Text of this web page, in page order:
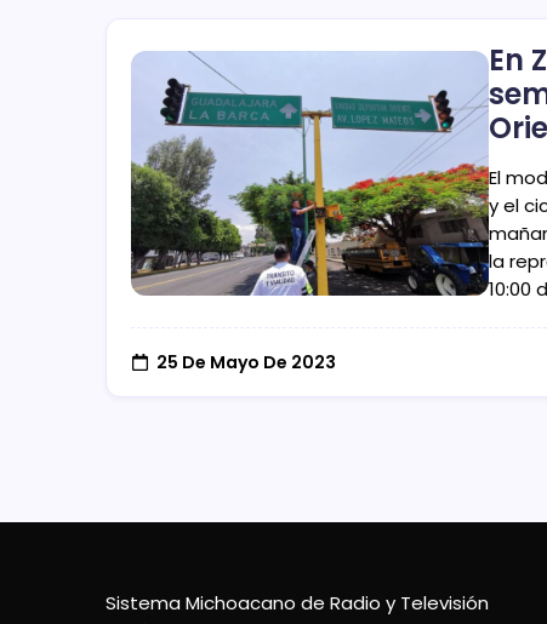
En
El
y el
la
10:00
25 De Mayo De 2023
Sistema Michoacano de Radio y Televisión